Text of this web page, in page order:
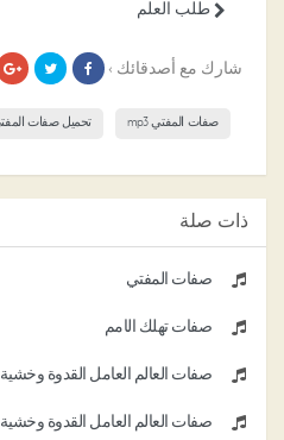
طلب العلم
شارك مع أصدقائك ›
صفات المفتي mp3 تحميل صفات
ذات صلة
صفات المفتي
صفات تهلك الأمم
صفات العالم العامل القدوة وخشية
صفات العالم العامل القدوة وخشية